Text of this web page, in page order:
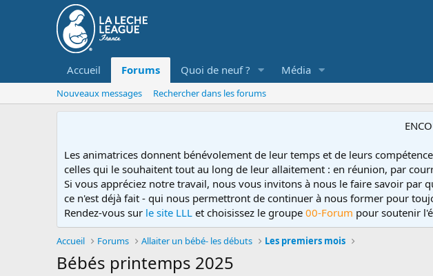
Accueil Forums Quoi de neuf ? Média
Nouveaux messages Rechercher dans les forums
Les animatrices donnent bénévolement de leur temps et de leurs
celles qui le souhaitent tout au long de leur allaitement : en réunion, par
Si vous appréciez notre travail, nous vous invitons à nous le faire savoir par
ce n'est déjà fait - qui nous permettront de continuer à nous former pour
Rendez-vous sur le site LLL et choisissez le groupe 00-Forum pour soutenir
Accueil Forums Allaiter un bébé- les débuts Les premiers mois
Bébés printemps 2025